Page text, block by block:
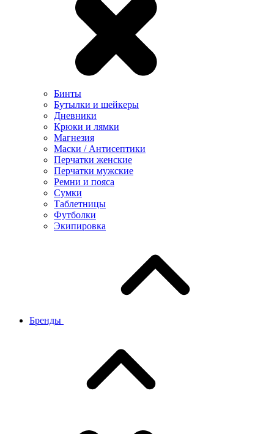
Бинты
Бутылки и шейкеры
Дневники
Крюки и лямки
Магнезия
Маски / Антисептики
Перчатки женские
Перчатки мужские
Ремни и пояса
Сумки
Таблетницы
Футболки
Экипировка
Бренды